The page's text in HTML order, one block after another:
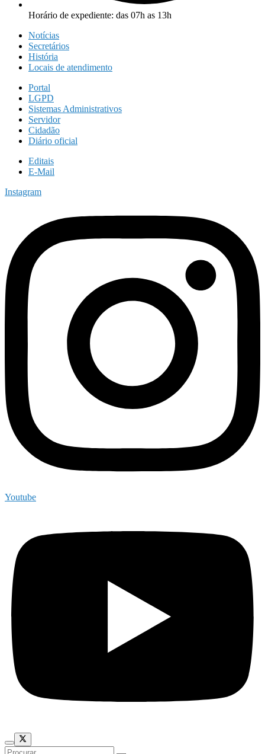
Horário de expediente: das 07h as 13h
Notícias
Secretários
História
Locais de atendimento
Portal
LGPD
Sistemas Administrativos
Servidor
Cidadão
Diário oficial
Editais
E-Mail
Instagram
Youtube